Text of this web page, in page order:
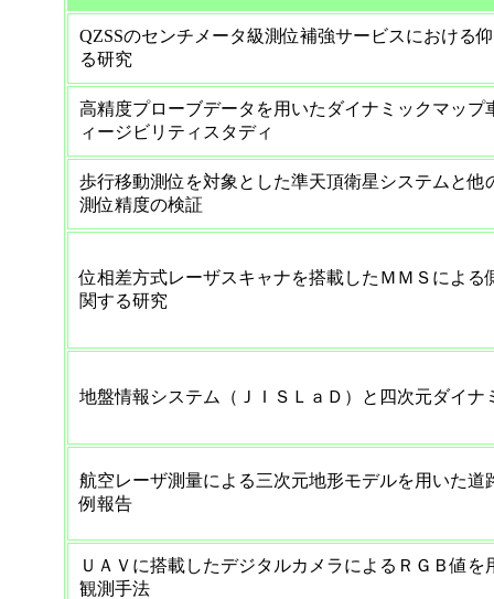
QZSSのセンチメータ級測位補強サービスにおける
る研究
高精度プローブデータを用いたダイナミックマップ
ィージビリティスタディ
歩行移動測位を対象とした準天頂衛星システムと他
測位精度の検証
位相差方式レーザスキャナを搭載したＭＭＳによる
関する研究
地盤情報システム（ＪＩＳＬａＤ）と四次元ダイナ
航空レーザ測量による三次元地形モデルを用いた道
例報告
ＵＡＶに搭載したデジタルカメラによるＲＧＢ値
観測手法